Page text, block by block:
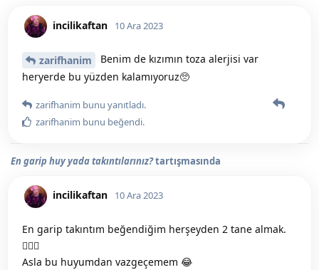
incilikaftan 10 Ara 2023
zarifhanim
Benim de kızımın toza alerjisi var
heryerde bu yüzden kalamıyoruz🥺
zarifhanim bunu yanıtladı.
zarifhanim bunu beğendi.
En garip huy yada takıntılarınız?tartışmasında
incilikaftan 10 Ara 2023
En garip takıntım beğendiğim herşeyden 2 tane almak.
🤦🏻‍♀️
Asla bu huyumdan vazgeçemem 😂